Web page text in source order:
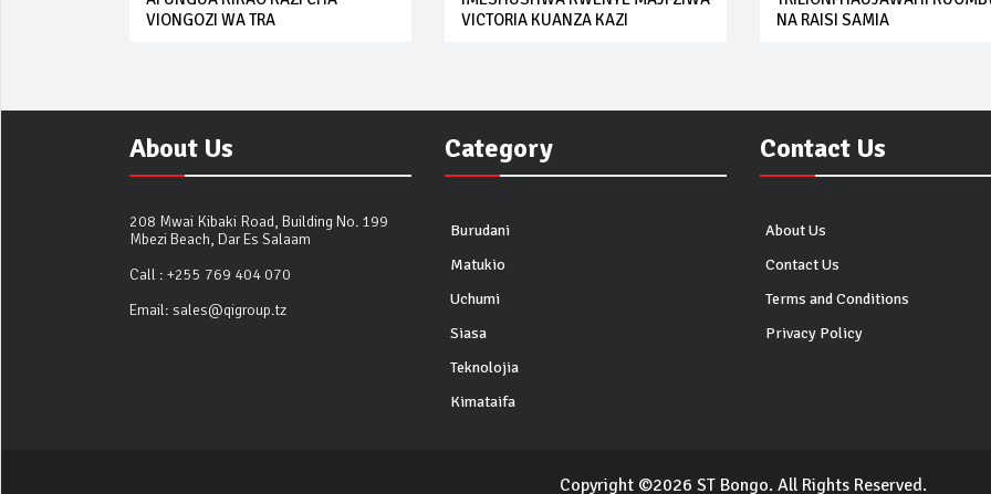
VIONGOZI WA TRA
VICTORIA KUANZA KAZI
NA RAISI SAMIA
About Us
208 Mwai Kibaki Road, Building No. 199
Mbezi Beach, Dar Es Salaam
Call : +255 769 404 070
Email: sales@qigroup.tz
Category
Burudani
Matukio
Uchumi
Siasa
Teknolojia
Kimataifa
Contact Us
About Us
Contact Us
Terms and Conditions
Privacy Policy
Copyright ©2026 ST Bongo. All Rights Reserved.